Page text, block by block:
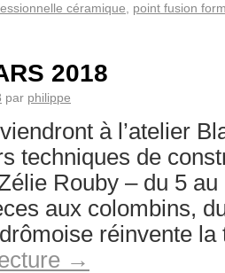
céramique point fusion
2018
par philippe
à l’atelier
techniques de
Rouby – du 5
aux colombins,
réinvente
→